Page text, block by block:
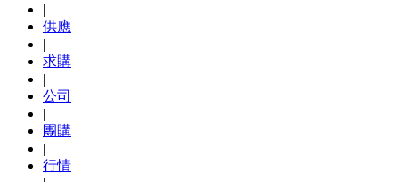
|
供應
|
求購
|
公司
|
團購
|
行情